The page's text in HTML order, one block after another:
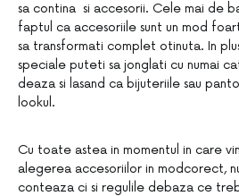
sa contina si accesorii. Cele mai de
faptul ca accesoriile sunt un mod
sa transformati complet otinuta. In
speciale puteti sa jonglati cu numai
deaza si lasand ca bijuteriile sau
lookul.
Cu toate astea in momentul in care
alegerea accesoriilor in modcorect,
conteaza ci si regulile debaza ce